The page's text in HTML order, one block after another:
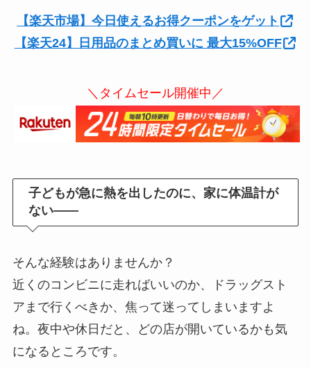
【楽天市場】今日使えるお得クーポンをゲット
【楽天24】日用品のまとめ買いに 最大15%OFF
＼タイムセール開催中／
子どもが急に熱を出したのに、家に体温計が
ない——
そんな経験はありませんか？
近くのコンビニに走ればいいのか、ドラッグスト
アまで行くべきか、焦って迷ってしまいますよ
ね。夜中や休日だと、どの店が開いているかも気
になるところです。